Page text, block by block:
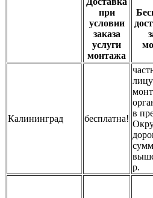
при
условии
заказа
услуги
монтажа
Калининград бесплатна!
в
р.